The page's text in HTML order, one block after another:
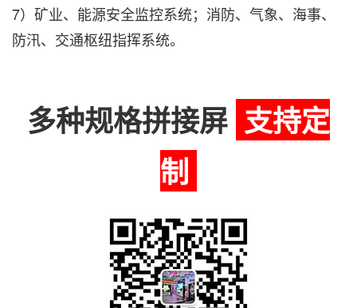
7）矿业、能源安全监控系统；消防、气象、海事、
防汛、交通枢纽指挥系统。
多种规格拼接屏 支持定
制